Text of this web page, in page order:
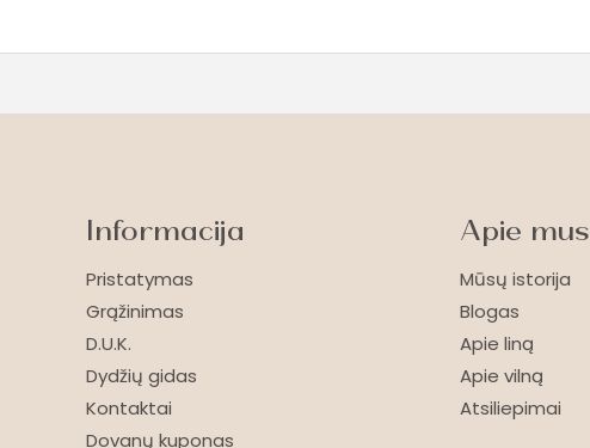
Informacija
Pristatymas
Grąžinimas
D.U.K.
Dydžių gidas
Kontaktai
Dovanų kuponas
Apie mus
Mūsų istorija
Blogas
Apie liną
Apie vilną
Atsiliepimai